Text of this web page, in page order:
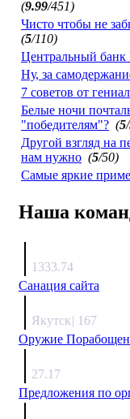
(9.99/451)
Чисто чтобы не
(5/110)
Центральный банк
Ну, за
7 советов от
Белые ночи
"победителям"? (5
Другой взгляд на
нам нужно (5/50)
Самые яркие
Наша
1333.74
Санация сайта
Якутск| 167
Оружие
27.17
Предложения по